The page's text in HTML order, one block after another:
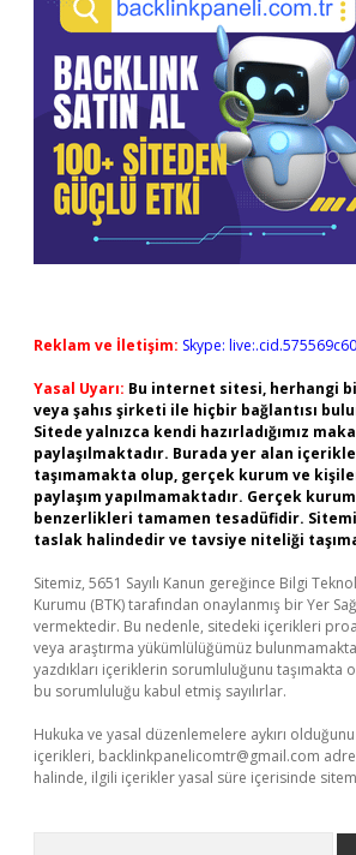
Reklam ve İletişim: Skype:
Yasal Uyarı: Bu internet sitesi, herhangi
veya şahıs şirketi ile hiçbir bağlantısı
Sitede yalnızca kendi hazırladığımız
paylaşılmaktadır. Burada yer alan
taşımamakta olup, gerçek kurum ve
paylaşım yapılmamaktadır. Gerçek
benzerlikleri tamamen tesadüfidir.
taslak halindedir ve tavsiye niteliği
Sitemiz, 5651 Sayılı Kanun gereğince Bilgi
Kurumu (BTK) tarafından onaylanmış bir Yer
vermektedir. Bu nedenle, sitedeki içerikleri
veya araştırma yükümlülüğümüz
yazdıkları içeriklerin sorumluluğunu taşımakta
bu sorumluluğu kabul etmiş sayılırlar.
Hukuka ve yasal düzenlemelere aykırı
içerikleri, backlinkpanelicomtr@gmail.com
halinde, ilgili içerikler yasal süre içerisinde